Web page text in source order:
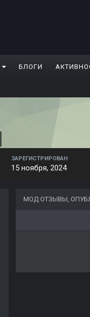
БЛОГИ
ЗАРЕГИСТРИРОВАН
15 ноября, 2024
МОД ОТЗЫВЫ,